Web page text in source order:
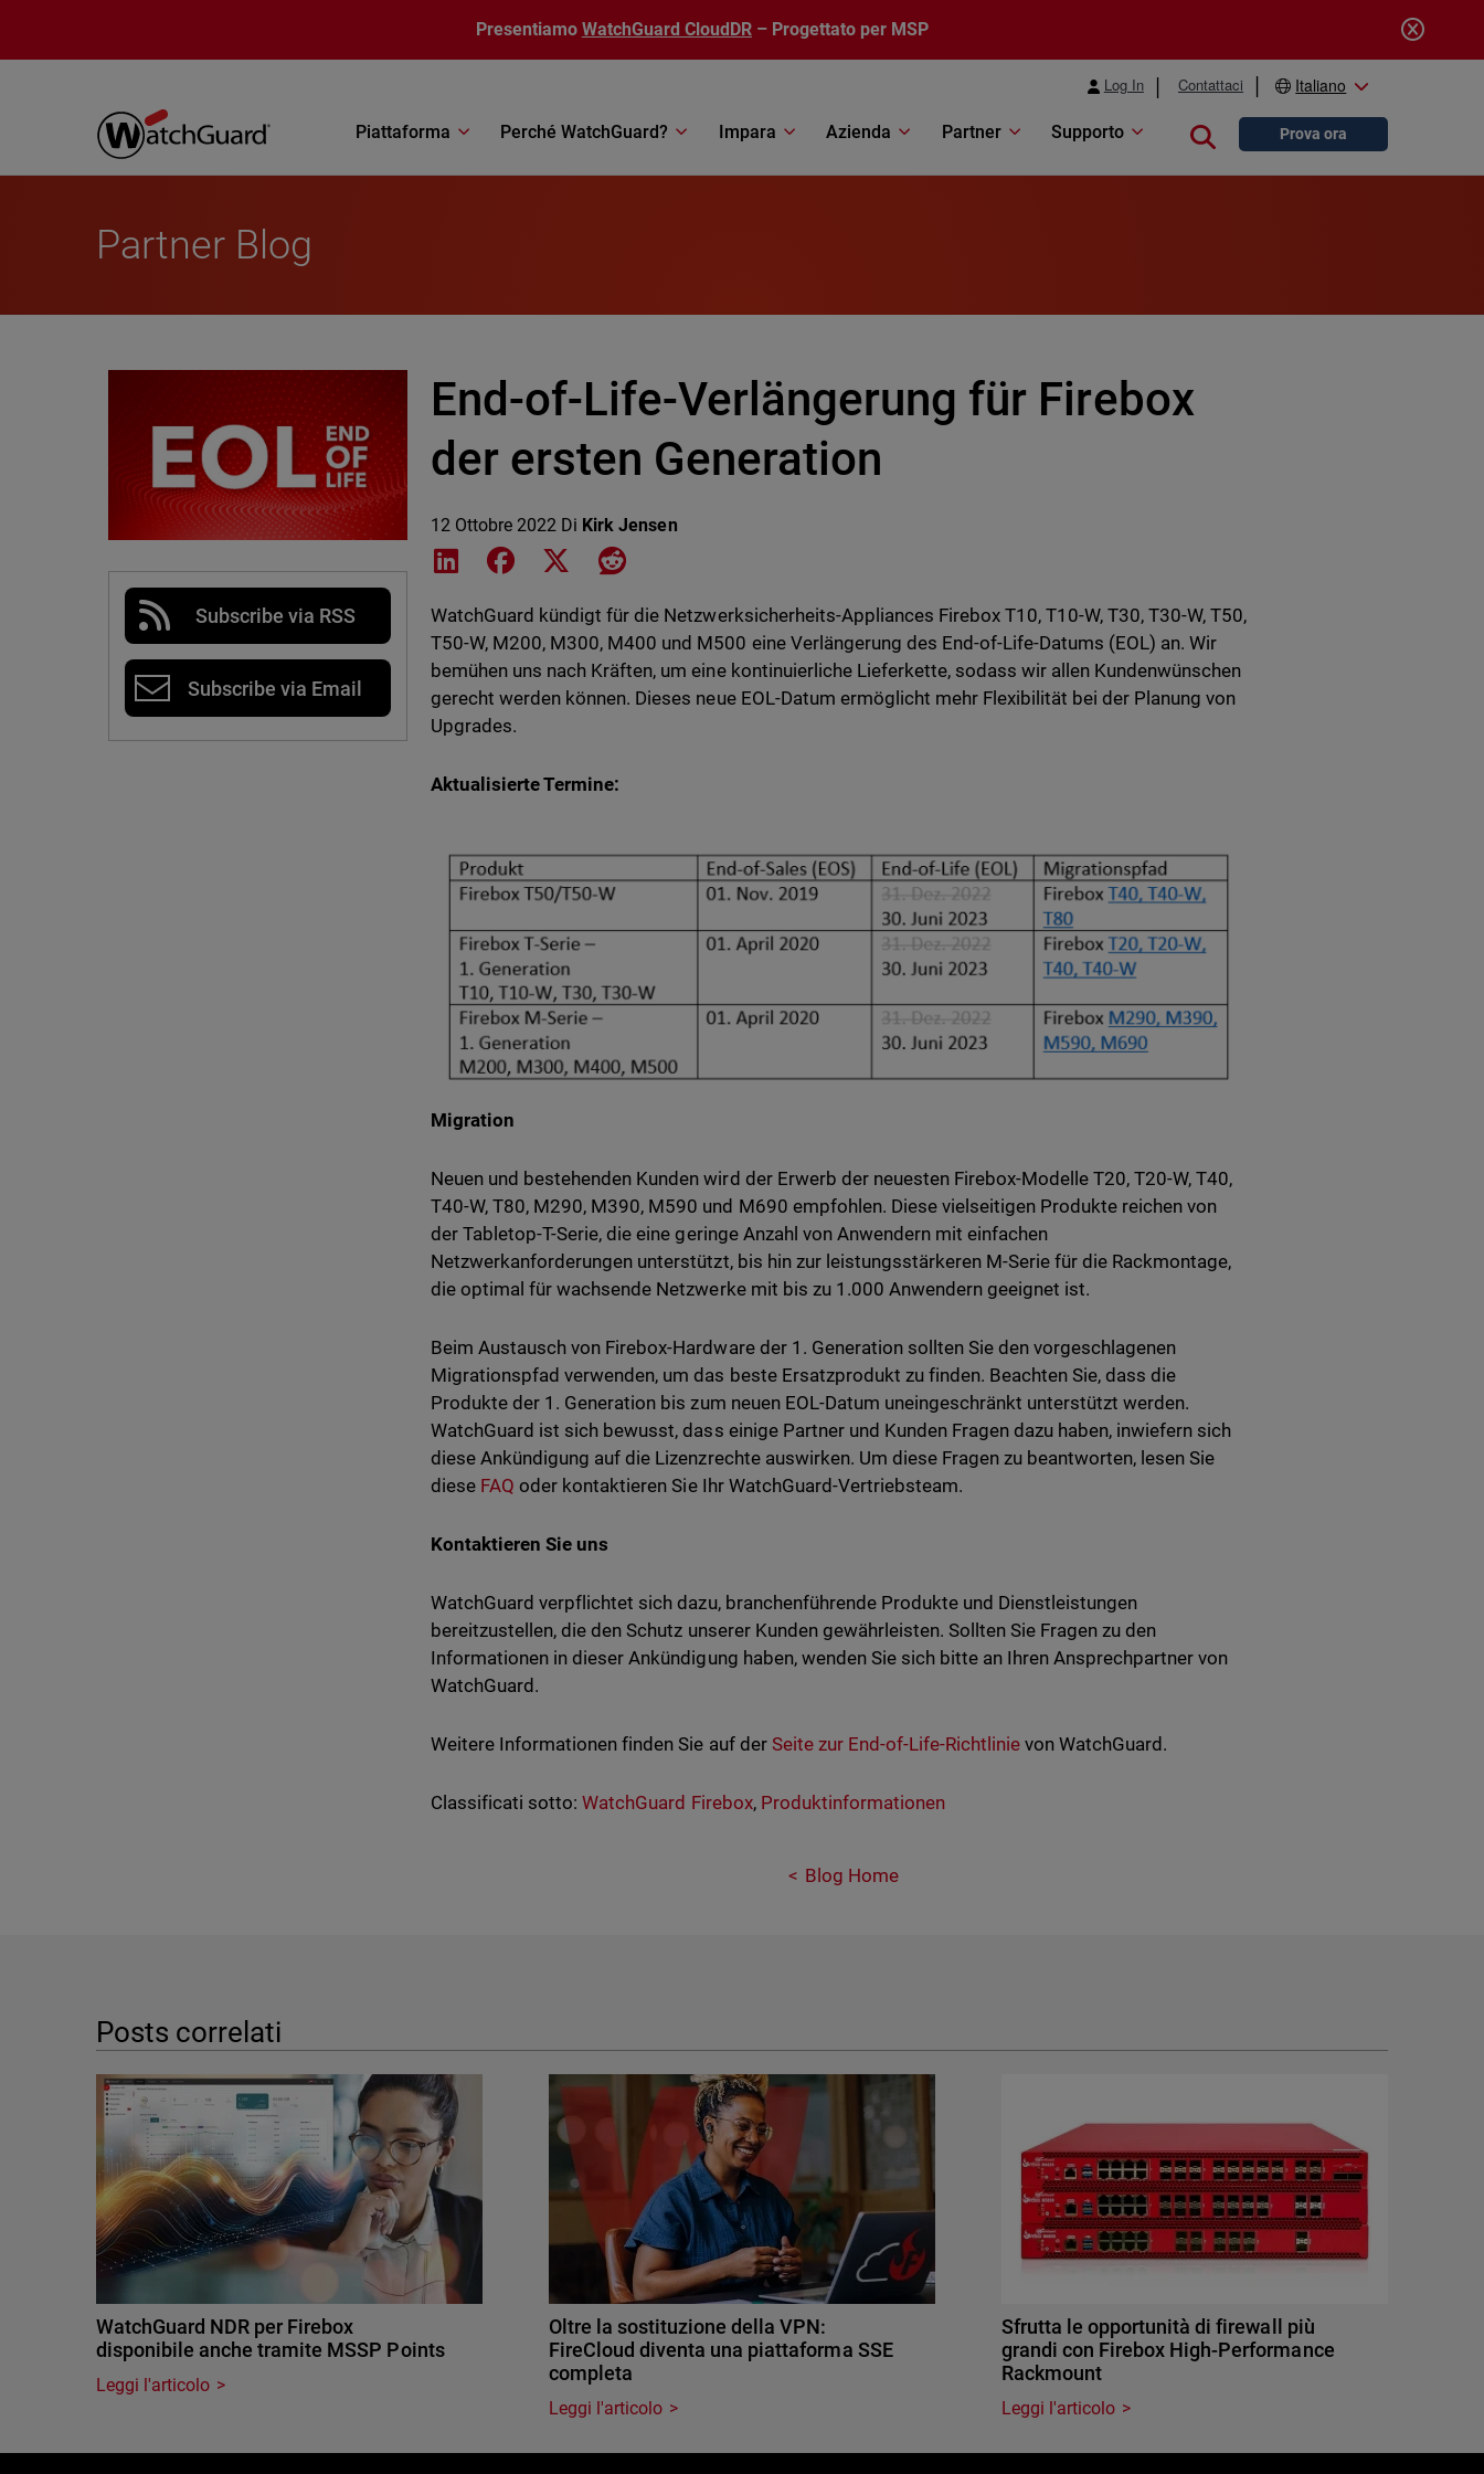
Presentiamo WatchGuard CloudDR – Progettato per MSP
Log In Contattaci Italiano
Piattaforma Perché WatchGuard? Impara Azienda Partner Supporto Close searchProva ora
Partner Blog
Subscribe via RSS
Subscribe via Email
End-of-Life-Verlängerung für Firebox
der ersten Generation
12 Ottobre 2022 Di Kirk Jensen
Share on LinkedIn
Share on Facebook
Share on XShare on Reddit
WatchGuard kündigt für die Netzwerksicherheits-Appliances Firebox T10, T10-W, T30, T30-W, T50,
T50-W, M200, M300, M400 und M500 eine Verlängerung des End-of-Life-Datums (EOL) an. Wir
bemühen uns nach Kräften, um eine kontinuierliche Lieferkette, sodass wir allen Kundenwünschen
gerecht werden können. Dieses neue EOL-Datum ermöglicht mehr Flexibilität bei der Planung von
Upgrades.
Aktualisierte Termine:
Migration
Neuen und bestehenden Kunden wird der Erwerb der neuesten Firebox-Modelle T20, T20-W, T40,
T40-W, T80, M290, M390, M590 und M690 empfohlen. Diese vielseitigen Produkte reichen von
der Tabletop-T-Serie, die eine geringe Anzahl von Anwendern mit einfachen
Netzwerkanforderungen unterstützt, bis hin zur leistungsstärkeren M-Serie für die Rackmontage,
die optimal für wachsende Netzwerke mit bis zu 1.000 Anwendern geeignet ist.
Beim Austausch von Firebox-Hardware der 1. Generation sollten Sie den vorgeschlagenen
Migrationspfad verwenden, um das beste Ersatzprodukt zu finden. Beachten Sie, dass die
Produkte der 1. Generation bis zum neuen EOL-Datum uneingeschränkt unterstützt werden.
WatchGuard ist sich bewusst, dass einige Partner und Kunden Fragen dazu haben, inwiefern sich
diese Ankündigung auf die Lizenzrechte auswirken. Um diese Fragen zu beantworten, lesen Sie
diese FAQ oder kontaktieren Sie Ihr WatchGuard-Vertriebsteam.
Kontaktieren Sie uns
WatchGuard verpflichtet sich dazu, branchenführende Produkte und Dienstleistungen
bereitzustellen, die den Schutz unserer Kunden gewährleisten. Sollten Sie Fragen zu den
Informationen in dieser Ankündigung haben, wenden Sie sich bitte an Ihren Ansprechpartner von
WatchGuard.
Weitere Informationen finden Sie auf der Seite zur End-of-Life-Richtlinie von WatchGuard.
Classificati sotto: WatchGuard Firebox, Produktinformationen
Blog Home
Posts correlati
WatchGuard NDR per Firebox
disponibile anche tramite MSSP Points
Leggi l'articolo
Oltre la sostituzione della VPN:
FireCloud diventa una piattaforma SSE
completa
Leggi l'articolo
Sfrutta le opportunità di firewall più
grandi con Firebox High-Performance
Rackmount
Leggi l'articolo